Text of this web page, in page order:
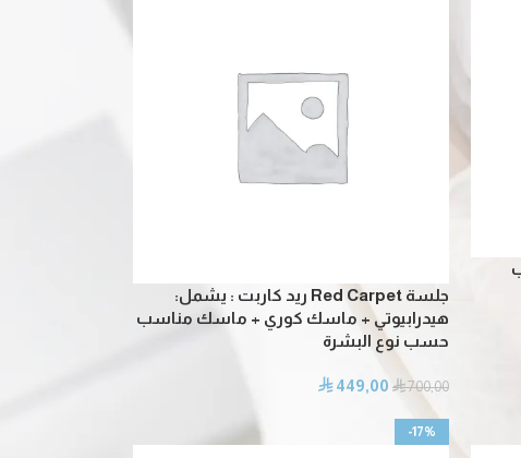
جلسة Red Carpet ريد كاربت : يشمل:
هيدرابيوتي + ماسك كوري + ماسك مناسب
حسب نوع البشرة
⃁700,00
⃁449,00
-17%